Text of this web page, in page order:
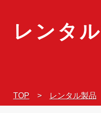
レンタ
TOP レンタル製品